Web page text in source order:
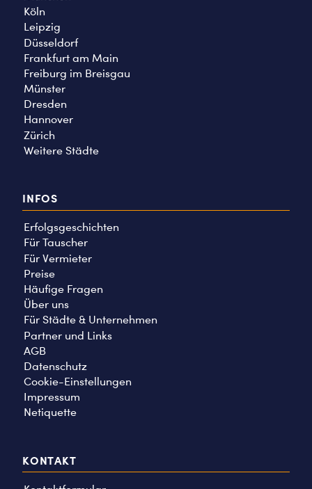
Köln
Leipzig
Düsseldorf
Frankfurt am Main
Freiburg im Breisgau
Münster
Dresden
Hannover
Zürich
Weitere Städte
INFOS
Erfolgsgeschichten
Für Tauscher
Für Vermieter
Preise
Häufige Fragen
Über uns
Für Städte & Unternehmen
Partner und Links
AGB
Datenschutz
Cookie-Einstellungen
Impressum
Netiquette
KONTAKT